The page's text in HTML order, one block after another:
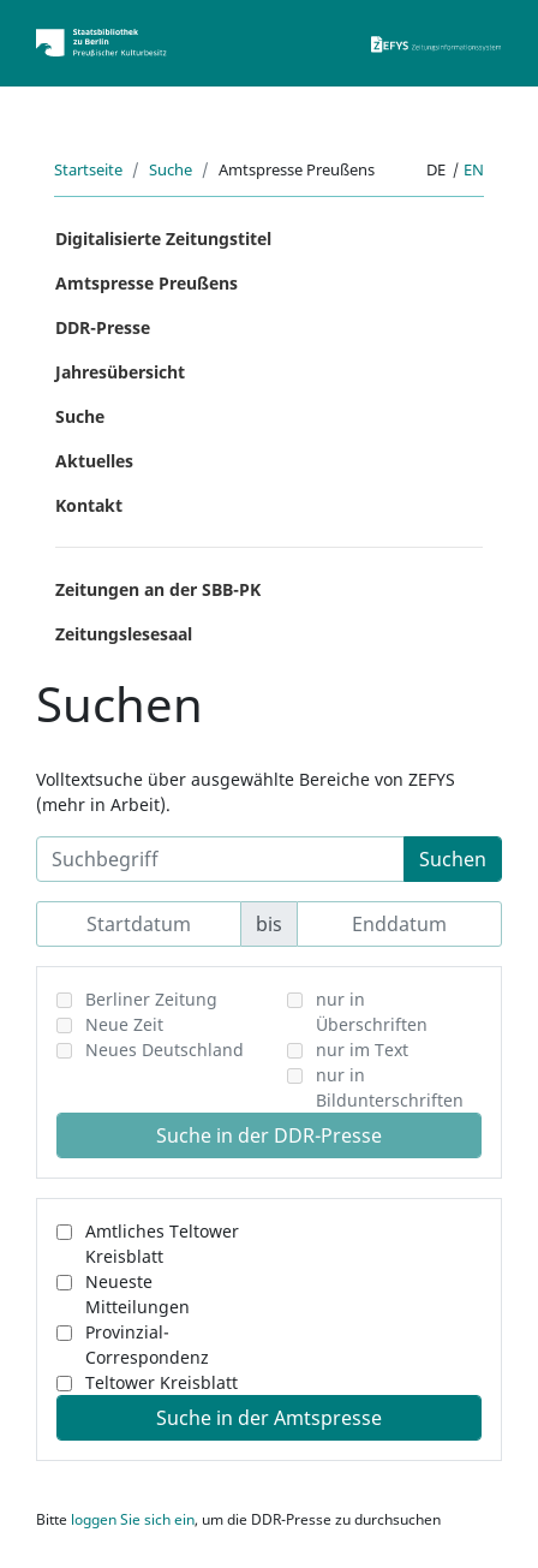
Startseite Suche Amtspresse Preußens DE | EN
Digitalisierte Zeitungstitel
Amtspresse Preußens
DDR-Presse
Jahresübersicht
Suche
Aktuelles
Kontakt
Zeitungen an der SBB-PK
Zeitungslesesaal
Suchen
Volltextsuche über ausgewählte Bereiche von ZEFYS
(mehr in Arbeit).
Suchen
bis
Berliner Zeitung
Neue Zeit
Neues Deutschland
nur in
Überschriften
nur im Text
nur in
Bildunterschriften
Suche in der DDR-Presse
Amtliches Teltower
Kreisblatt
Neueste
Mitteilungen
Provinzial-
Correspondenz
Teltower Kreisblatt
Suche in der Amtspresse
Bitte loggen Sie sich ein, um die DDR-Presse zu durchsuchen